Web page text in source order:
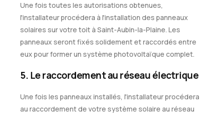
Une fois toutes les autorisations obtenues,
l'installateur procédera à l'installation des panneaux
solaires sur votre toit à Saint-Aubin-la-Plaine. Les
panneaux seront fixés solidement et raccordés entre
eux pour former un système photovoltaïque complet.
5. Le raccordement au réseau électrique
Une fois les panneaux installés, l'installateur procédera
au raccordement de votre système solaire au réseau